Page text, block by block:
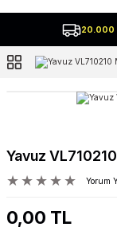
20.000
Yavuz
Yorum
0,00 TL